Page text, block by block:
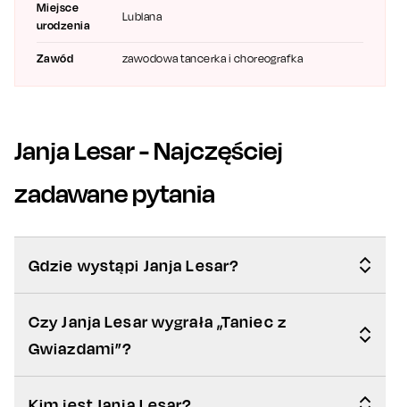
Miejsce
urodzenia
Lublana
Zawód zawodowa tancerka i choreografka
Janja Lesar- Najczęściej
zadawane pytania
Gdzie wystąpi Janja Lesar?
Czy Janja Lesar wygrała „Taniec z
Gwiazdami”?